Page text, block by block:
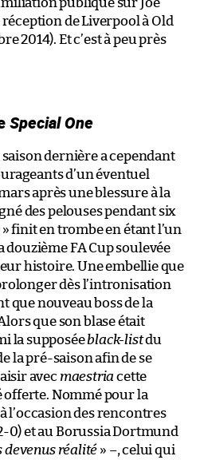
réception de Liverpool à Old
2014). Et c’est à peu près
Special One
dernière a cependant
d’un éventuel
après une blessure à la
des pelouses pendant six
» finit en trombe en étant l’un
douzième FA Cup soulevée
histoire. Une embellie que
dès l’intronisation
que nouveau boss de la
que son blase était
la supposéeblack-listdu
la pré-saison afin de se
avec maestria cette
Nommé pour la
l’occasion des rencontres
0) et au Borussia Dortmund
devenus réalité » –, celui qui